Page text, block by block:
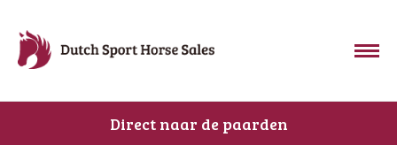
Direct naar de paarden